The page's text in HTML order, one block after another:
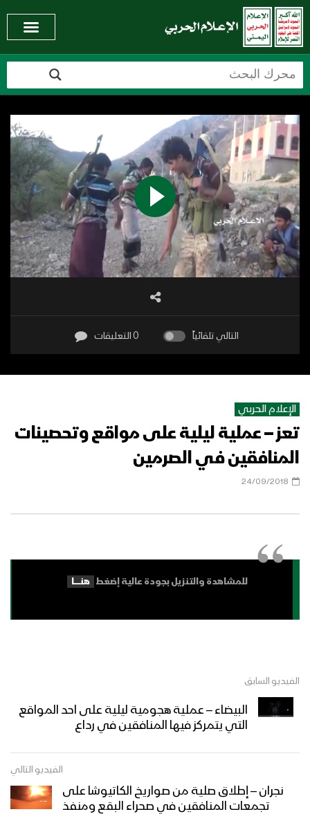
التالي تلقائياً 0 التعليقات
الإعلام الحربي
تعز – عملية ليلية على مواقع وتحصينات
المنافقين في الصرمين
24/09/2018
للمشاهدة والتنزيل بجودة عالية إضغط هنـــــــــا
الفيديو السابق
البيضاء – عملية هجومية ليلية على احد المواقع
التي يتمركز فيها المنافقين في رداع
الفيديو التالي
نجران – إطلاق صلية من صواريخ الكاتيوشا على
تجمعات المنافقين في صحراء البقع ومنفذ